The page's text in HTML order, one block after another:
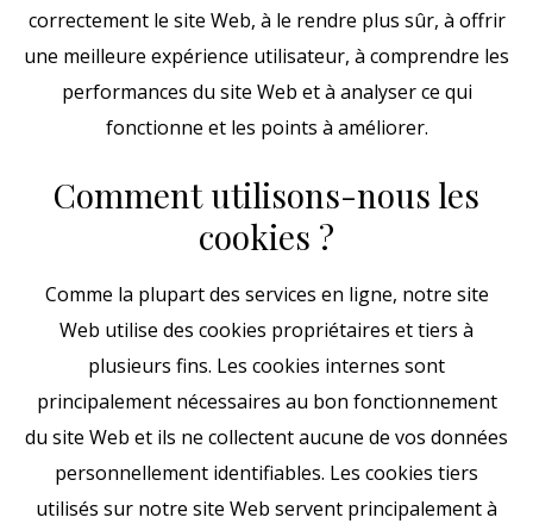
correctement le site Web, à le rendre plus sûr, à offrir
une meilleure expérience utilisateur, à comprendre les
performances du site Web et à analyser ce qui
fonctionne et les points à améliorer.
Comment utilisons-nous les
cookies ?
Comme la plupart des services en ligne, notre site
Web utilise des cookies propriétaires et tiers à
plusieurs fins. Les cookies internes sont
principalement nécessaires au bon fonctionnement
du site Web et ils ne collectent aucune de vos données
personnellement identifiables. Les cookies tiers
utilisés sur notre site Web servent principalement à